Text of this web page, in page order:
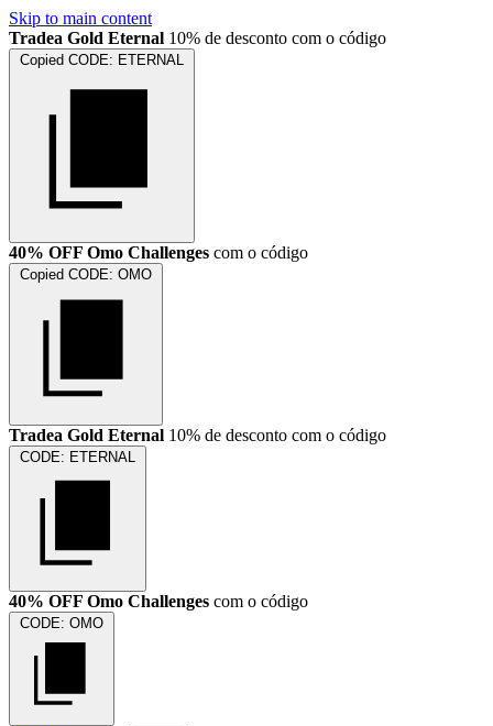
Skip to main content
Tradea Gold Eternal 10% de desconto com o código
Copied CODE: ETERNAL
40% OFF Omo Challenges com o código
Copied CODE: OMO
Tradea Gold Eternal 10% de desconto com o código
CODE: ETERNAL
40% OFF Omo Challenges com o código
CODE: OMO